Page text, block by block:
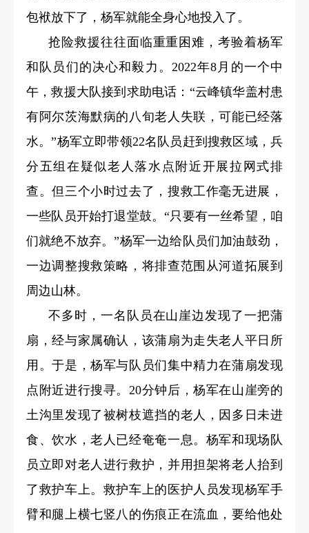
包袱放下了，杨军就能全身心地投入了。
抢险救援往往面临重重困难，考验着杨军
和队员们的决心和毅力。2022年8月的一个中
午，救援大队接到求助电话：“云峰镇华盖村患
有阿尔茨海默病的八旬老人失联，可能已经落
水。”杨军立即带领22名队员赶到搜救区域，兵
分五组在疑似老人落水点附近开展拉网式排
查。但三个小时过去了，搜救工作毫无进展，
一些队员开始打退堂鼓。“只要有一丝希望，咱
们就绝不放弃。”杨军一边给队员们加油鼓劲，
一边调整搜救策略，将排查范围从河道拓展到
周边山林。
不多时，一名队员在山崖边发现了一把蒲
扇，经与家属确认，该蒲扇为走失老人平日所
用。于是，杨军与队员们集中精力在蒲扇发现
点附近进行搜寻。20分钟后，杨军在山崖旁的
土沟里发现了被树枝遮挡的老人，因多日未进
食、饮水，老人已经奄奄一息。杨军和现场队
员立即对老人进行救护，并用担架将老人抬到
了救护车上。救护车上的医护人员发现杨军手
臂和腿上横七竖八的伤痕正在流血，要给他处